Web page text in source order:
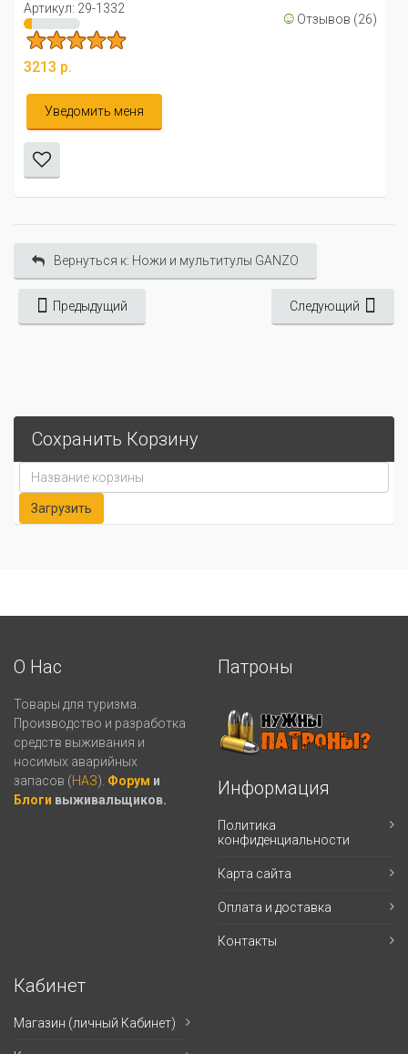
1332
Отзывов (26)
меня
Вернуться к: Ножи и мультитулы GANZO
Предыдущий Следующий
Сохранить Корзину
О Нас
Товары для туризма.
Производство и разработка
средств выживания и
носимых аварийных
запасов (НАЗ). Форум и
Блоги выживальщиков.
Патроны
Информация
Политика
конфиденциальности
Карта сайта
Оплата и доставка
Контакты
Кабинет
Магазин (личный Кабинет)